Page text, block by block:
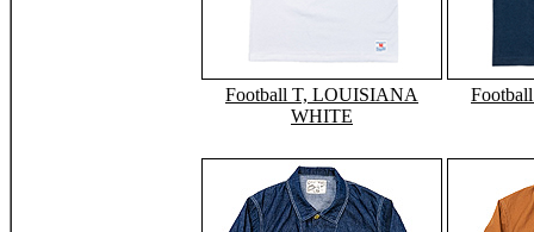
Football T, LOUISIANA
WHITE